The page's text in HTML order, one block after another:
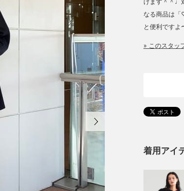
なる商品は
と便利ですよ
» このスタッ
着用アイ